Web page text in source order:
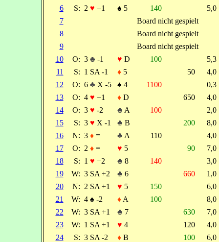
6
S: 2 ♥ +1 ♠ 5 140
7
Board nicht gespielt
8
Board nicht gespielt
9
Board nicht gespielt
10
O: 3 ♣ -1 ♥ D 100
11
S: 1 SA -1 ♦5 50
12
O: 6 ♣ X -5 ♠ 4 1100
13
O: 4 ♥ +1 ♦D 650
14
O: 3 ♥ -2 ♣ A 100
15
S: 3 ♥ X -1 ♣ B 200
16
N: 3 ♦= ♣ A 110
17
O: 2 ♦= ♥ 5 90
18
S: 1 ♥ +2 ♣ 8 140
19
W: 3 SA +2 ♣ 6 660
20
N: 2 SA +1 ♥ 5 150
21
W: 4 ♠ -2 ♦A 100
22
W: 3 SA +1 ♣ 7 630
23
W: 1 SA +1 ♥ 4 120
24
S: 3 SA -2 ♦B 100